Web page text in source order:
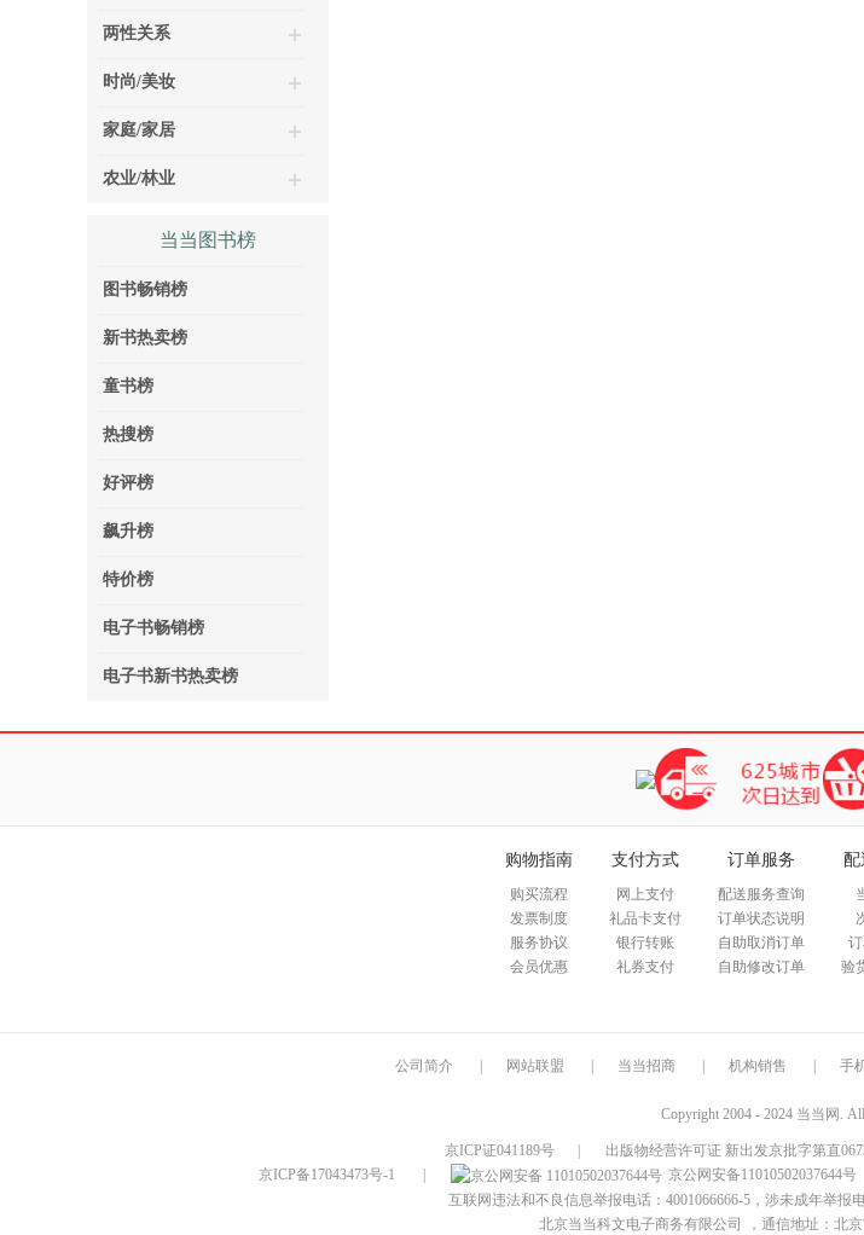
两性关系
时尚/美妆
家庭/家居
农业/林业
当当图书榜
图书畅销榜
新书热卖榜
童书榜
热搜榜
好评榜
飙升榜
特价榜
电子书畅销榜
电子书新书热卖榜
购物指南
购买流程
发票制度
服务协议
会员优惠
支付方式
网上支付
礼品卡支付
银行转账
礼券支付
订单服务
配送服务查询
订单状态说明
自助取消订单
自助修改订单
验
公司简介 网站联盟 当当招商 机构销售 手
Copyright 2004 - 2024 当当网.
京ICP证041189号 出版物经营许可证 新出发京批字第直
京ICP备17043473号-1
京公网安备11010502037644号
互联网违法和不良信息举报电话：4001066666-5，涉未成年举报
北京当当科文电子商务有限公司
，通信地址：北